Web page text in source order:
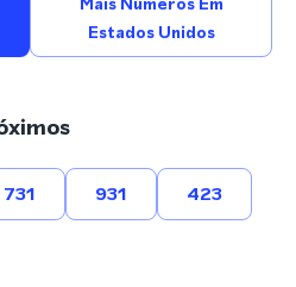
Estados Unidos
731 931 423